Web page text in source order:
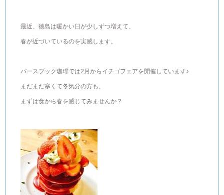
最近、徳島は暖かい日が少しずつ増えて、
春が近づいているのを実感します。
バースブック珈琲では2月からイチゴフェアを開催しています♪
まだまだ寒くて冬気分の方も、
まずは食から春を感じてみませんか？